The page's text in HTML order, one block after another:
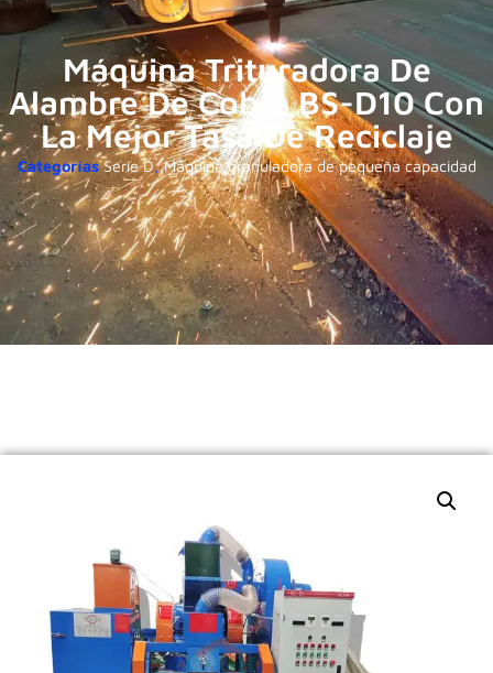
Máquina Trituradora De
Alambre De Cobre BS-D10 Con
La Mejor Tasa De Reciclaje
Categorías Serie D,Máquina granuladora de pequeña capacidad